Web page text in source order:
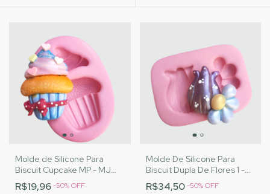
Molde de Silicone Para
Biscuit Cupcake MP - MJ
Artesanatos |Cód. 1523
R$19,96-50%OFF
Molde De Silicone Para
Biscuit Dupla De Flores 1 -
MJ Artesanatos |Cód. 1529
R$34,50-50%OFF